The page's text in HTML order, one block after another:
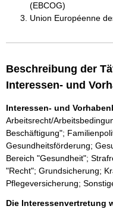
(EBCOG)
Union Européenne
Beschreibung der
Interessen- und
Interessen- und
Arbeitsrecht/
Beschäftigung";
Gesundheitsförderung;
Bereich "Gesundheit";
"Recht"; Grundsicherung;
Pflegeversicherung;
Die Interessenvertretung